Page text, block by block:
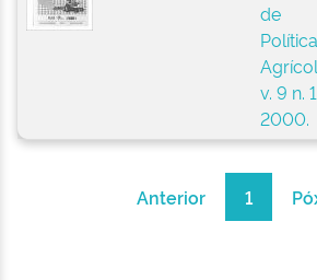
de
Política
v. 9 n.
2000.
Anterior 1